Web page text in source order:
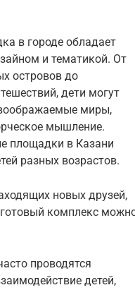
в городе обладает
и тематикой. От
островов до
дети могут
миры,
мышление.
площадки в Казани
разных возрастов.
новых друзей,
готовый комплекс
проводятся
детей,